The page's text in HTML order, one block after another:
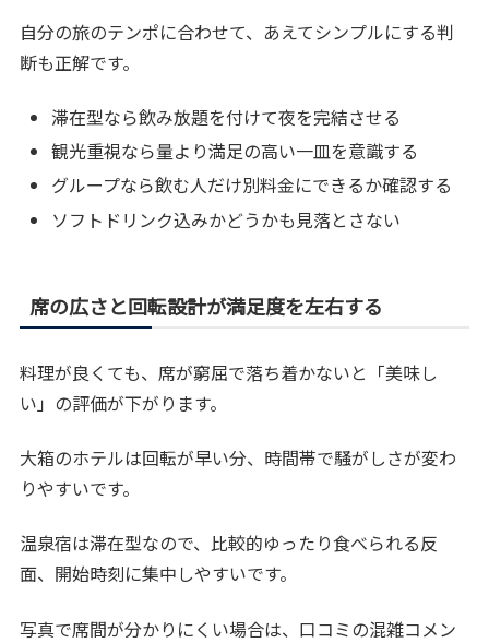
自分の旅のテンポに合わせて、あえてシンプルにする判
断も正解です。
滞在型なら飲み放題を付けて夜を完結させる
観光重視なら量より満足の高い一皿を意識する
グループなら飲む人だけ別料金にできるか確認する
ソフトドリンク込みかどうかも見落とさない
席の広さと回転設計が満足度を左右する
料理が良くても、席が窮屈で落ち着かないと「美味し
い」の評価が下がります。
大箱のホテルは回転が早い分、時間帯で騒がしさが変わ
りやすいです。
温泉宿は滞在型なので、比較的ゆったり食べられる反
面、開始時刻に集中しやすいです。
写真で席間が分かりにくい場合は、口コミの混雑コメン